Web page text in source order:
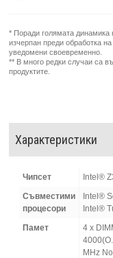
* Поради голямата динамика
изчерпан преди обработка
уведомени своевременно.
** В много редки случаи са
продуктите.
Характеристики
Чипсет
Intel®
Съвместими
процесори
Intel®
Intel®
Памет
4 x
MHz